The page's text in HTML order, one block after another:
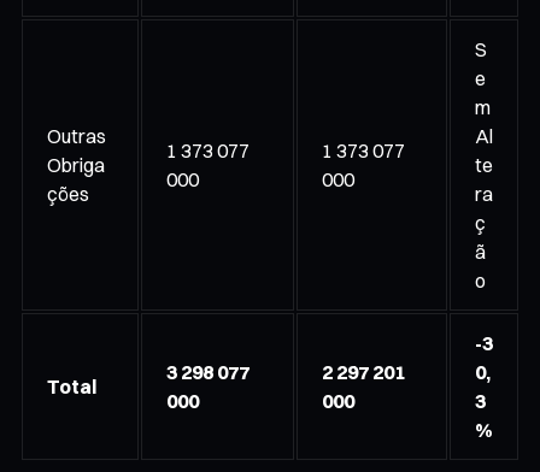
Outras
Obriga
ções
1 373 077
000
1 373 077
000
S
e
m
Al
te
ra
ç
ã
o
Total
3 298 077
000
2 297 201
000
-3
0,
3
%